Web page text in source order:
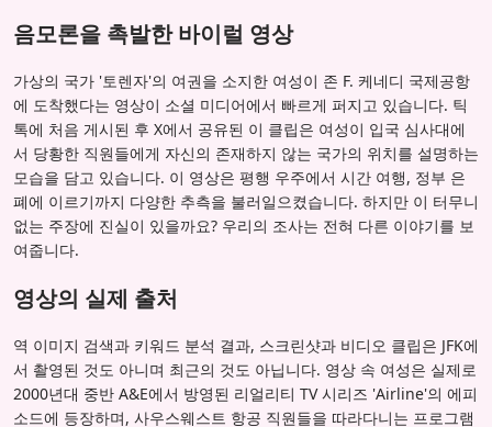
음모론을 촉발한 바이럴 영상
가상의 국가 '토렌자'의 여권을 소지한 여성이 존 F. 케네디 국제공항
에 도착했다는 영상이 소셜 미디어에서 빠르게 퍼지고 있습니다. 틱
톡에 처음 게시된 후 X에서 공유된 이 클립은 여성이 입국 심사대에
서 당황한 직원들에게 자신의 존재하지 않는 국가의 위치를 설명하는
모습을 담고 있습니다. 이 영상은 평행 우주에서 시간 여행, 정부 은
폐에 이르기까지 다양한 추측을 불러일으켰습니다. 하지만 이 터무니
없는 주장에 진실이 있을까요? 우리의 조사는 전혀 다른 이야기를 보
여줍니다.
영상의 실제 출처
역 이미지 검색과 키워드 분석 결과, 스크린샷과 비디오 클립은 JFK에
서 촬영된 것도 아니며 최근의 것도 아닙니다. 영상 속 여성은 실제로
2000년대 중반 A&E에서 방영된 리얼리티 TV 시리즈 'Airline'의 에피
소드에 등장하며, 사우스웨스트 항공 직원들을 따라다니는 프로그램